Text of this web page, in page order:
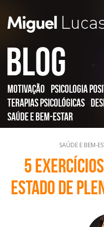
Blog
Motivação Psicologia
Terapias Psicológicas
Saúde e Bem-Estar
SAÚDE E BEM-
5
estado de